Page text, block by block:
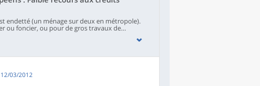
endetté (un ménage sur deux en métropole).
ou foncier, ou pour de gros travaux de
des ménages (86 %). L'endettement à
âgées et les familles monoparentales
Dans le même temps, le phénomène du
le surendettement actif, que la loi Neiertz
12/03/2012